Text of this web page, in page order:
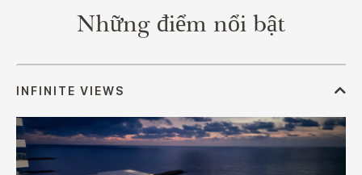
Những điểm nổi bật